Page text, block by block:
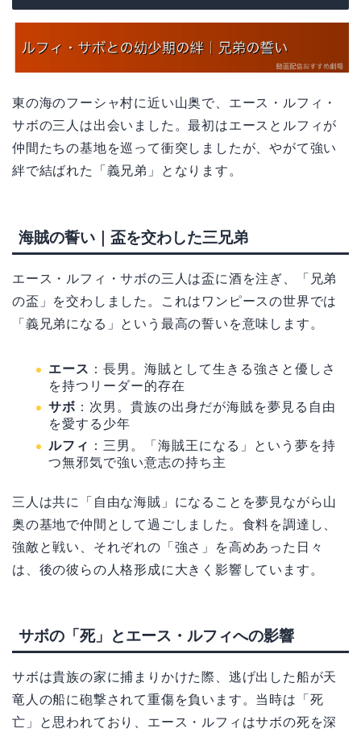
東の海のフーシャ村に近い山奥で、エース・ルフィ・
サボの三人は出会いました。最初はエースとルフィが
仲間たちの基地を巡って衝突しましたが、やがて強い
絆で結ばれた「義兄弟」となります。
海賊の誓い｜盃を交わした三兄弟
エース・ルフィ・サボの三人は盃に酒を注ぎ、「兄弟
の盃」を交わしました。これはワンピースの世界では
「義兄弟になる」という最高の誓いを意味します。
エース ：長男。海賊として生きる強さと優しさ
を持つリーダー的存在
サボ ：次男。貴族の出身だが海賊を夢見る自由
を愛する少年
ルフィ ：三男。「海賊王になる」という夢を持
つ無邪気で強い意志の持ち主
三人は共に「自由な海賊」になることを夢見ながら山
奥の基地で仲間として過ごしました。食料を調達し、
強敵と戦い、それぞれの「強さ」を高めあった日々
は、後の彼らの人格形成に大きく影響しています。
サボの「死」とエース・ルフィへの影響
サボは貴族の家に捕まりかけた際、逃げ出した船が天
竜人の船に砲撃されて重傷を負います。当時は「死
亡」と思われており、エース・ルフィはサボの死を深